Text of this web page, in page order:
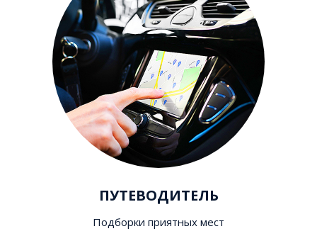
ПУТЕВОДИТЕЛЬ
Подборки приятных мест